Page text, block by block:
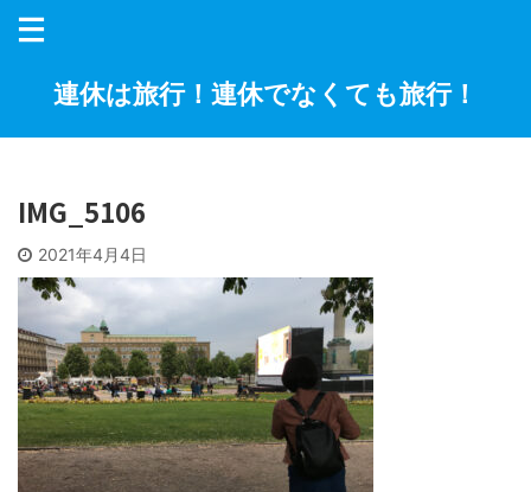
連休は旅行！連休でなくても旅行！
IMG_5106
2021年4月4日